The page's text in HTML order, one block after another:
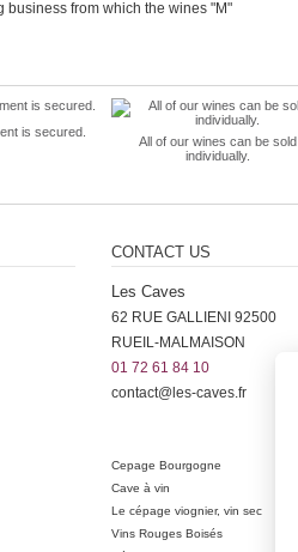
business from which the wines "M"
is secured.
All of our wines can be sold
individually.
CONTACT US
Les Caves
62 RUE GALLIENI 92500
RUEIL-MALMAISON
01 72 61 84 10
contact@les-caves.fr
Cepage Bourgogne
Cave à vin
Le cépage viognier, vin sec
Vins Rouges Boisés